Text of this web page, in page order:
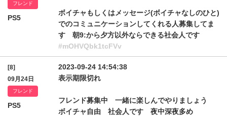
フレンド
PS5
ボイチャもしくはメッセージ(ボイチャなしのひと)
でのコミュニケーションしてくれる人募集してま
す 朝9:から夕方以外ならできる社会人です
#mOHVQbk1tcFVv
[8]
09月24日
フレンド
PS5
2023-09-24 14:54:38
表示期限切れ
フレンド募集中 一緒に楽しんでやりましょう
ボイチャ自由 社会人です 夜中深夜多め